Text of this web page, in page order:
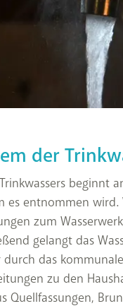
der
beginnt
es entnommen
zum
gelangt das
durch das
zu den
Quellfassungen,